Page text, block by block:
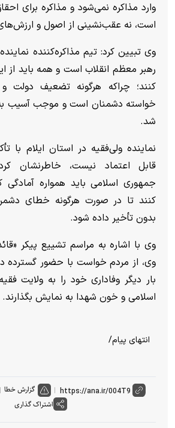
وارد مذاکره نمی‌شود و مذاکره برای
است، نه عقب‌نشینی از اصول و
وی تبیین کرد: تیم مذاکره‌کننده
رهبر معظم انقلاب است و همه باید
کنند؛ چراکه هرگونه تضعیف دولت و
خواسته دشمنان است و موجب آسیب
شد.
نماینده ولی‌فقیه در استان ایلام با
قابل اعتماد نیست، خاطرنشان
جمهوری اسلامی باید همواره
کنند تا در صورت هرگونه خطای
بدون تأخیر داده شود.
وی با اشاره به مراسم تشییع پیکر
وی، از مردم خواست با حضور گسترده
بار دیگر وفاداری خود را به ولایت
اسلامی و خون شهدا به نمایش بگذارند.
انتهای پیام/
گزارش خطا
اشتراک گذاری